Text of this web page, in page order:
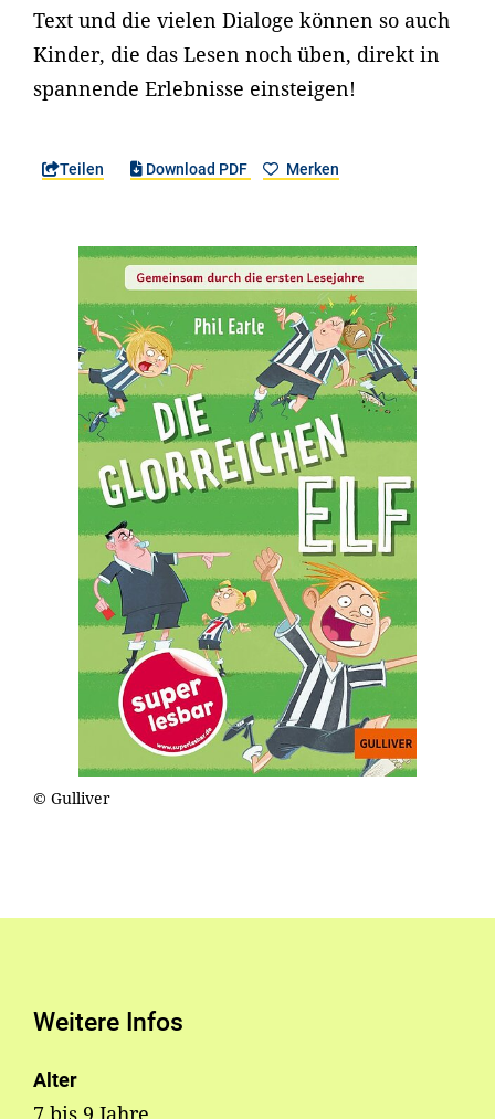
Text und die vielen Dialoge können so auch
Kinder, die das Lesen noch üben, direkt in
spannende Erlebnisse einsteigen!
Teilen Download PDF Merken
© Gulliver
Weitere Infos
Alter
7 bis 9 Jahre